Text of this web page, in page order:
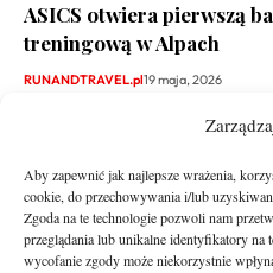
Aby zapewnić jak najlepsze wrażenia,
cookie, do przechowywania i/lub
Zgoda na te technologie pozwoli nam
przeglądania lub unikalne identyfikatory
wycofanie zgody może niekorzystnie
ASICS otwiera pierwszą
treningową w Alpach
RUNANDTRAVEL.pl19 maja, 2026